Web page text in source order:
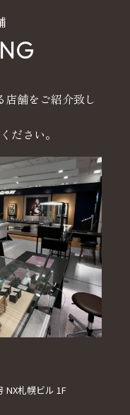
店舗をご紹介致し
ださい。
NX札幌ビル 1F